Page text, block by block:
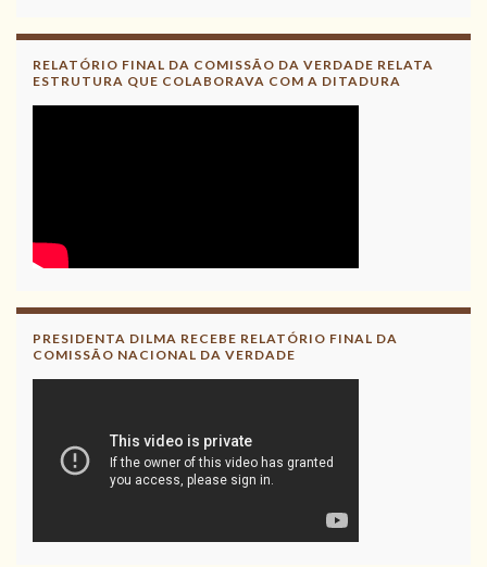
RELATÓRIO FINAL DA COMISSÃO DA VERDADE RELATA
ESTRUTURA QUE COLABORAVA COM A DITADURA
PRESIDENTA DILMA RECEBE RELATÓRIO FINAL DA
COMISSÃO NACIONAL DA VERDADE